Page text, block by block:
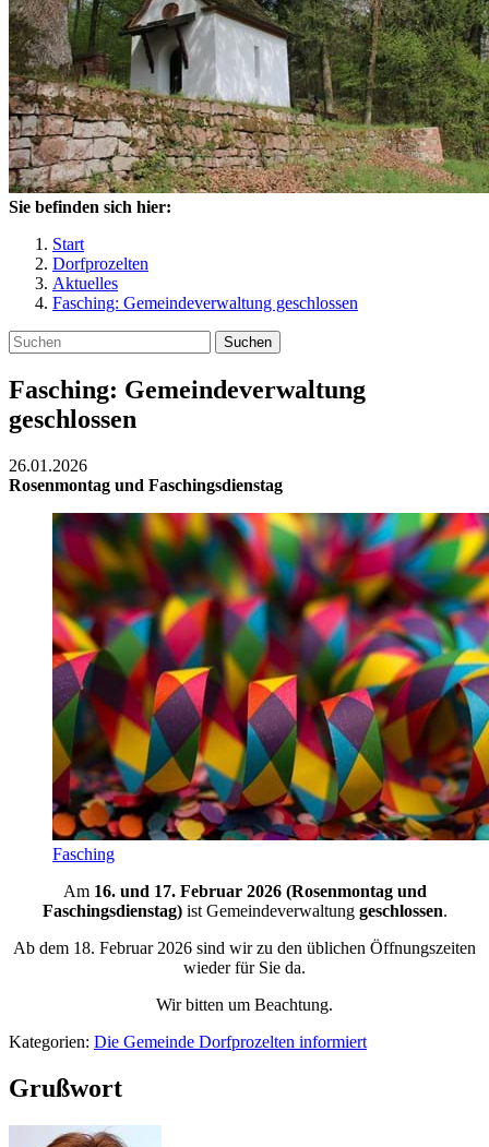
Sie befinden sich hier:
Start
Dorfprozelten
Aktuelles
Fasching: Gemeindeverwaltung geschlossen
Suchen
Fasching: Gemeindeverwaltung
geschlossen
26.01.2026
Rosenmontag und Faschingsdienstag
Fasching
Am 16. und 17. Februar 2026 (Rosenmontag und
Faschingsdienstag)ist Gemeindeverwaltung geschlossen.
Ab dem 18. Februar 2026 sind wir zu den üblichen Öffnungszeiten
wieder für Sie da.
Wir bitten um Beachtung.
Kategorien: Die Gemeinde Dorfprozelten informiert
Grußwort